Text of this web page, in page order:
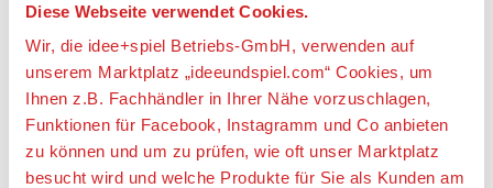
Diese Webseite verwendet Cookies.
Wir, die idee+spiel Betriebs-GmbH, verwenden auf
unserem Marktplatz „ideeundspiel.com“ Cookies, um
Ihnen z.B. Fachhändler in Ihrer Nähe vorzuschlagen,
Funktionen für Facebook, Instagramm und Co anbieten
zu können und um zu prüfen, wie oft unser Marktplatz
besucht wird und welche Produkte für Sie als Kunden am
• Dieses coole Kinderspielzeug ist für Kinder im Alter
von 7 bis 14 Jahren geeignet.
• Das Katana V11 ist im Hochgeschwindigkeits-
Modus 5 cm hoch, 20 cm lang und 8 cm breit. Im
Action-Modus ist das Boot 13 cm breit.
• Das Straßenmotorrad ist 5 cm hoch, 6 cm lang und
2 cm breit.